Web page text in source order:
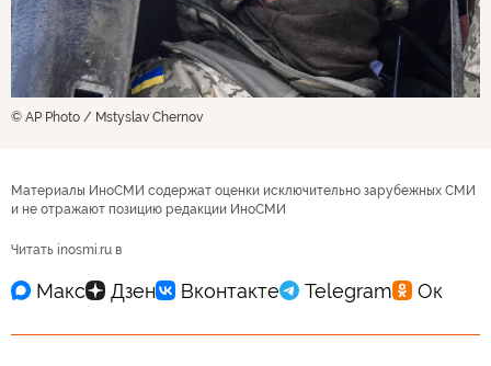
© AP Photo / Mstyslav Chernov
Материалы ИноСМИ содержат оценки исключительно зарубежных СМИ
и не отражают позицию редакции ИноСМИ
Читать inosmi.ru в